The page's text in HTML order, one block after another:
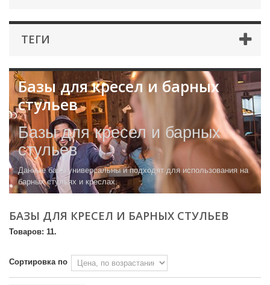
ТЕГИ
Базы для кресел и барных
стульев
Базы для кресел и барных
стульев
Данные базы универсальны и подходят для использования на
барных стульях и креслах.
БАЗЫ ДЛЯ КРЕСЕЛ И БАРНЫХ СТУЛЬЕВ
Товаров: 11.
Сортировка по